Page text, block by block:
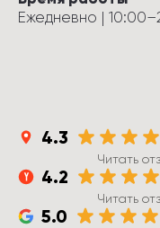
Ежедневно | 10:00–
4.3
Читать
4.2
Читать
5.0